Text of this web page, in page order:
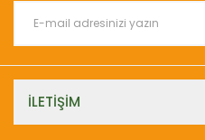
İLETİŞİM